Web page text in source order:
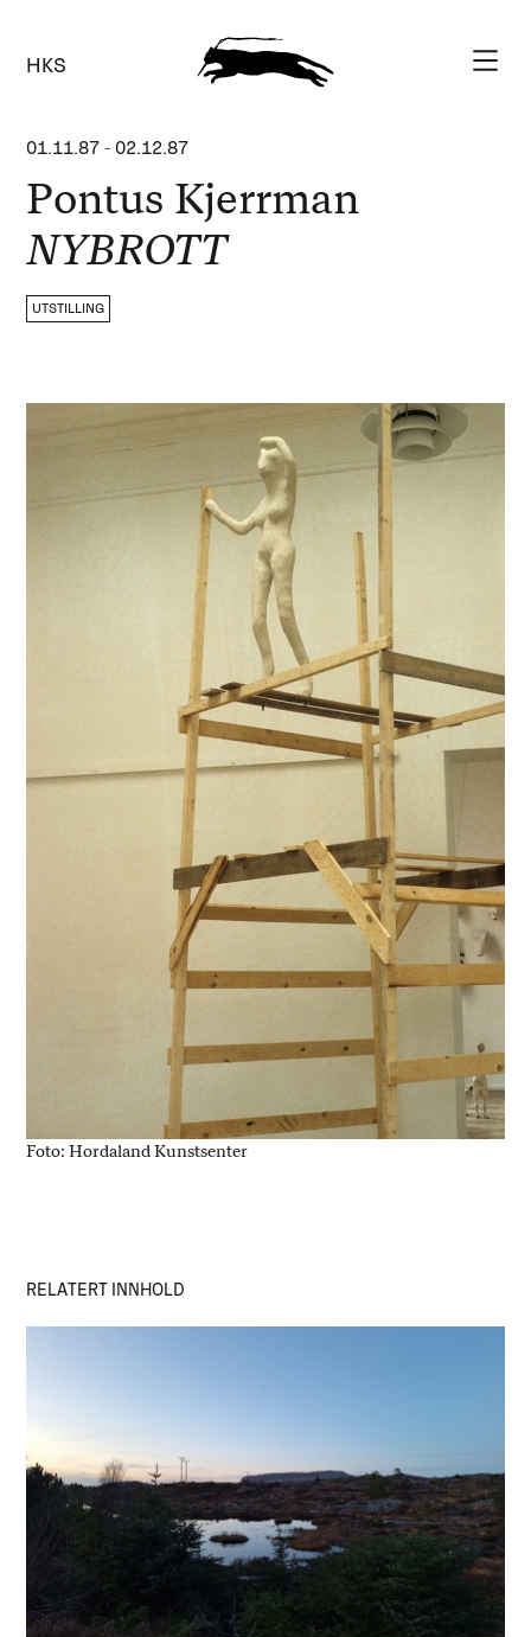
HKS
01.11.87 -02.12.87
Pontus Kjerrman
NYBROTT
UTSTILLING
Foto: Hordaland Kunstsenter
RELATERT INNHOLD